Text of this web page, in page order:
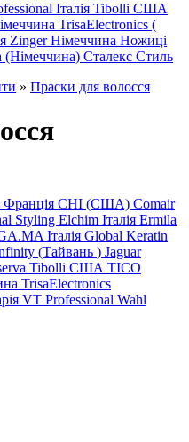
Італія Tibolli США
TrisaElectronics (
Zinger Німеччина Ножиці
Сталекс Стиль
» Праски для волосся
Франція CHI (США) Comair
Styling Elchim Італія Ermila
Італія Global Keratin
(Тайвань ) Jaguar
Tibolli США TICO
TrisaElectronics
VT Professional Wahl